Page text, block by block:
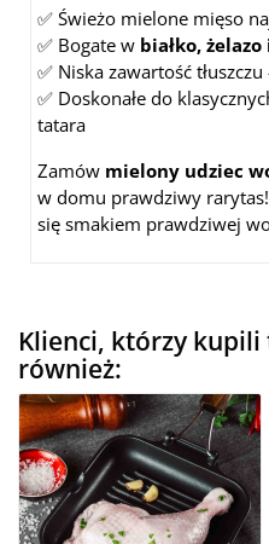
✅ Świeżo mielone mięso
✅ Bogate w białko,
✅ Niska zawartość
✅ Doskonałe do
tatara
Zamów mielony udziec
w domu prawdziwy rarytas!
się smakiem prawdziwej
Klienci, którzy
również: